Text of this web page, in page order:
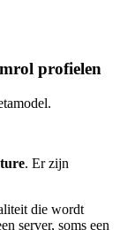
profielen
. Er zijn
die wordt
server, soms een